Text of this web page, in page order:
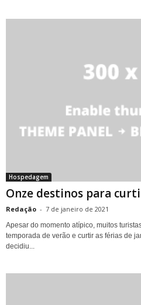
Hospedagem
Onze destinos para
Redação - 7 de janeiro de 2021
Apesar do momento atípico, muitos
temporada de verão e curtir as férias de
decidiu...